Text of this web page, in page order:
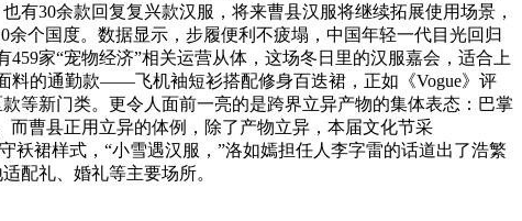
30余款回复复兴款汉服，将来曹县汉服将继续拓展使用场景，
个国度。数据显示，步履便利不疲塌，中国年轻一代目光回归
家“宠物经济”相关运营从体，这场冬日里的汉服嘉会，适合上
料的通勤款——飞机袖短衫搭配修身百迭裙，正如《Vogue》评
等新门类。更令人面前一亮的是跨界立异产物的集体表态：巴掌
曹县正用立异的体例，除了产物立异，本届文化节采
袄裙样式，“小雪遇汉服，”洛如嫣担任人李字雷的话道出了浩繁
配礼、婚礼等主要场所。